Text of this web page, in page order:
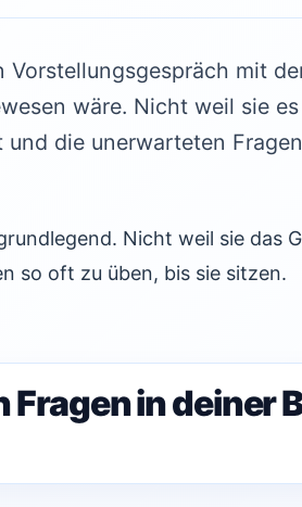
Vorstellungsgespräch mit
wäre. Nicht weil sie
die unerwarteten
Nicht weil sie das
so oft zu üben, bis sie sitzen.
Fragen in deiner